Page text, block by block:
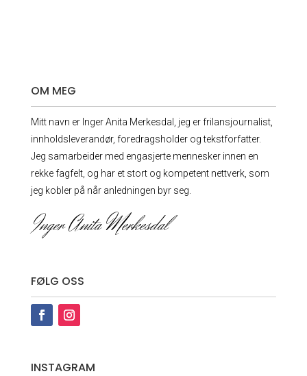
OM MEG
Mitt navn er Inger Anita Merkesdal, jeg er frilansjournalist,
innholdsleverandør, foredrags­holder og tekstforfatter.
Jeg samarbeider med engasjerte mennesker innen en
rekke fagfelt, og har et stort og kompetent nettverk, som
jeg kobler på når anledningen byr seg.
Inger Anita Merkesdal
FØLG OSS
INSTAGRAM